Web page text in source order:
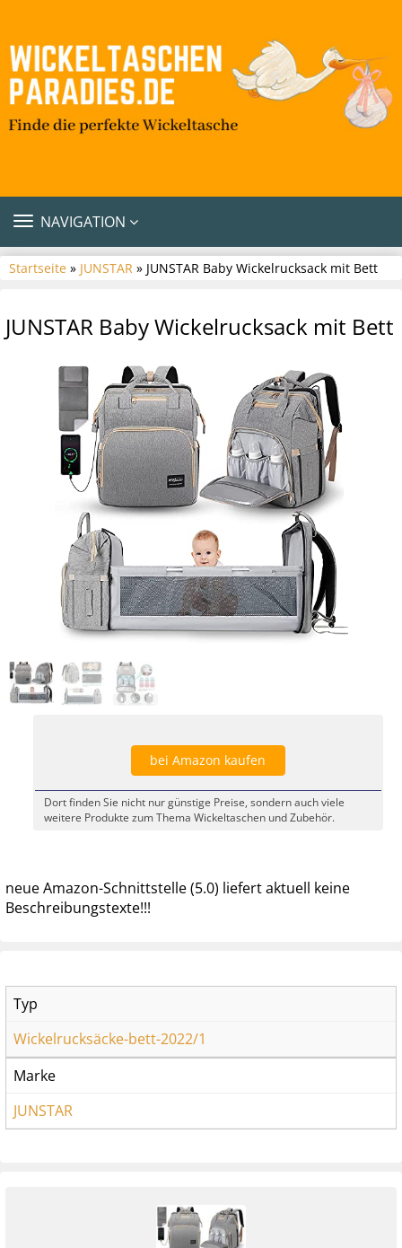
TOGGLE
NAVIGATION
Startseite » JUNSTAR » JUNSTAR Baby Wickelrucksack mit Bett
JUNSTAR Baby Wickelrucksack mit Bett
bei Amazon kaufen
Dort finden Sie nicht nur günstige Preise, sondern auch viele
weitere Produkte zum Thema Wickeltaschen und Zubehör.
neue Amazon-Schnittstelle (5.0) liefert aktuell keine
Beschreibungstexte!!!
Typ
Wickelrucksäcke-bett-2022/1
Marke
JUNSTAR